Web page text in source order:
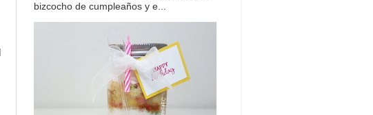
bizcocho de cumpleaños y e...